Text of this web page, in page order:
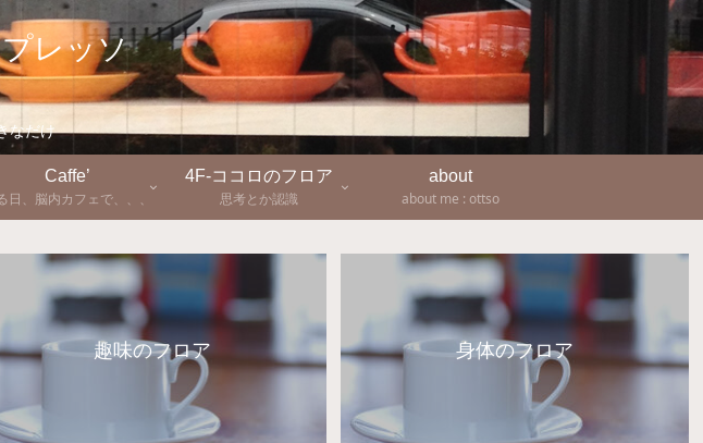
レッソ
なだけ
Caffe’
日、脳内カフェで、、、
4F-ココロのフロア
思考とか認識
about
about me : ottso
趣味のフロア 身体のフロア